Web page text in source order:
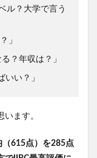
ル？大学で言う
」
？年収は？」
いい？」
ます。
615点）を285点